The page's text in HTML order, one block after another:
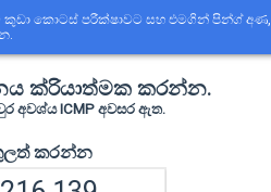
කුඩා කොටස් පරීක්ෂාවට සහ එමගින් පින්ග් අණ,
ක්රියාත්මක කරන්න.
අවශ්ය ICMP අවසර ඇත.
කරන්න